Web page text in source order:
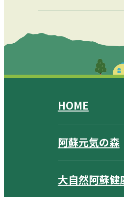
HOME
阿蘇元気の森
大自然阿蘇健